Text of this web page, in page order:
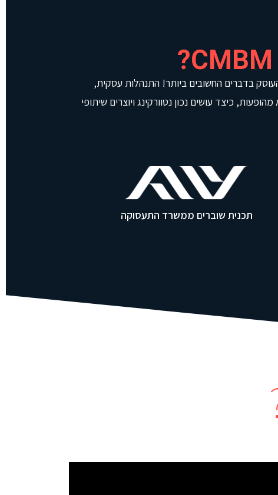
העוסק בדברים החשובים ביותר! התנהלות עסקית,
כיצד עושים נכון נטוורקינג ויוצרים שיתופי
תכנית שוברים ממשרד התעסוקה